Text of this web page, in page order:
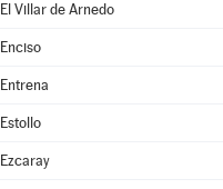
El Villar de Arnedo
Enciso
Entrena
Estollo
Ezcaray